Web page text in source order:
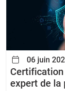
06 juin
Certification
expert de la